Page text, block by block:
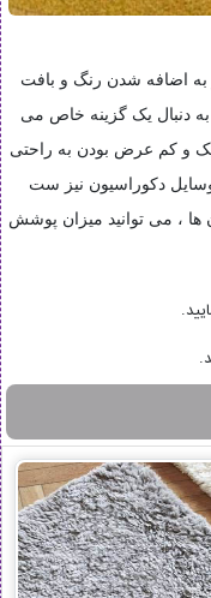
به اضافه شدن رنگ و بافت
به دنبال یک گزینه خاص می
و کم عرض بودن به راحتی
وسایل دکوراسیون نیز ست
، می توانید میزان پوشش